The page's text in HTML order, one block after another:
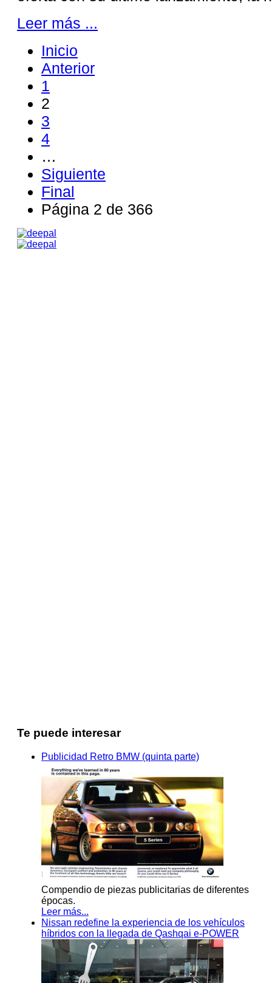
Leer más ...
Inicio
Anterior
1
2
3
4
…
Siguiente
Final
Página 2 de 366
Te puede interesar
Publicidad Retro BMW (quinta parte)
Compendio de piezas publicitarias de diferentes
épocas.
Leer más...
Nissan redefine la experiencia de los vehículos
híbridos con la llegada de Qashqai e-POWER